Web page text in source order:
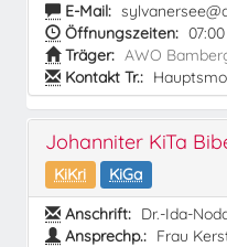
E-Mail:
Öffnungszeiten:
Träger: AWO
Kontakt Tr.:
Johanniter KiTa
KiKri
KiGa
Anschrift: Dr.-Ida-
Ansprechp.: Frau